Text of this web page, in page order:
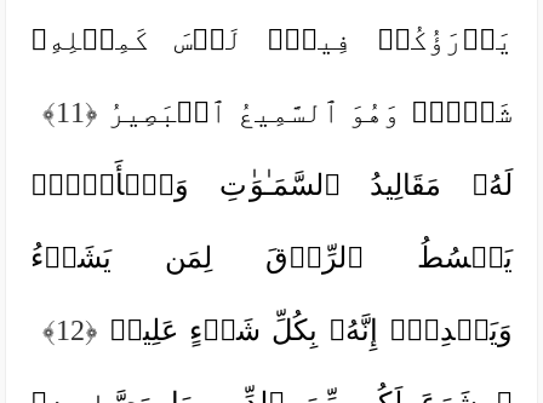
یَذۡرَؤُكُمۡ فِیهِۚ لَیۡسَ كَمِثۡلِهِۦ
شَیۡءࣱۖ وَهُوَ ٱلسَّمِیعُ ٱلۡبَصِیرُ ﴿11﴾
لَهُۥ مَقَالِیدُ ٱلسَّمَـٰوَ ٰ⁠تِ وَٱلۡأَرۡضِۖ
یَبۡسُطُ ٱلرِّزۡقَ لِمَن یَشَاۤءُ
وَیَقۡدِرُۚ إِنَّهُۥ بِكُلِّ شَیۡءٍ عَلِیمࣱ ﴿12﴾